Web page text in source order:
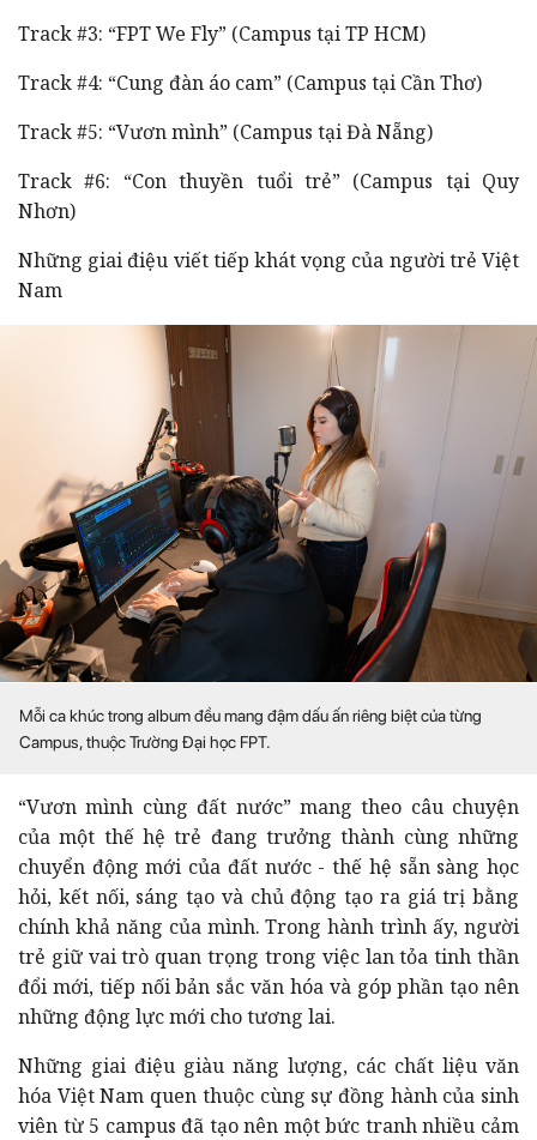
Track #3: “FPT We Fly” (Campus tại TP HCM)
Track #4: “Cung đàn áo cam” (Campus tại Cần Thơ)
Track #5: “Vươn mình” (Campus tại Đà Nẵng)
Track #6: “Con thuyền tuổi trẻ” (Campus tại Quy
Nhơn)
Những giai điệu viết tiếp khát vọng của người trẻ Việt
Nam
Mỗi ca khúc trong album đều mang đậm dấu ấn riêng biệt của từng
Campus, thuộc Trường Đại học FPT.
“Vươn mình cùng đất nước” mang theo câu chuyện
của một thế hệ trẻ đang trưởng thành cùng những
chuyển động mới của đất nước - thế hệ sẵn sàng học
hỏi, kết nối, sáng tạo và chủ động tạo ra giá trị bằng
chính khả năng của mình. Trong hành trình ấy, người
trẻ giữ vai trò quan trọng trong việc lan tỏa tinh thần
đổi mới, tiếp nối bản sắc văn hóa và góp phần tạo nên
những động lực mới cho tương lai.
Những giai điệu giàu năng lượng, các chất liệu văn
hóa Việt Nam quen thuộc cùng sự đồng hành của sinh
viên từ 5 campus đã tạo nên một bức tranh nhiều cảm